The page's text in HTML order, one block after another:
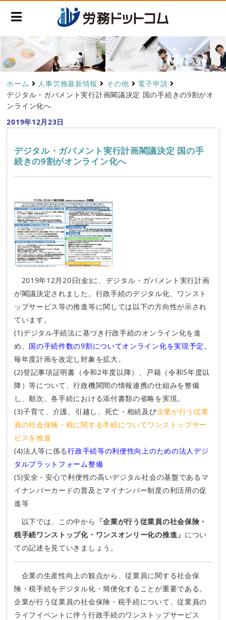
ホーム 人事労務最新情報 その他
電子申請
デジタル・ガバメント実行計画閣議決定 国の手続きの9割がオ
ンライン化へ
2019年12月23日
デジタル・ガバメント実行計画閣議決定 国の手
続きの9割がオンライン化へ
2019年12月20日(金)に、デジタル・ガバメント実行計画
が閣議決定されました。行政手続のデジタル化、ワンスト
ップサービス等の推進等に関しては以下の方向性が示され
ています。
(1)デジタル手続法に基づき行政手続のオンライン化を進
め、 国の手続件数の9割についてオンライン化を実現予定。
毎年度計画を改定し対象を拡大。
(2)登記事項証明書（令和2年度以降）、戸籍（令和5年度以
降）等について、行政機関間の情報連携の仕組みを整備
し、順次、各手続における添付書類の省略を実現。
(3)子育て、介護、引越し、死亡・相続及び企業が行う従業
員の社会保険・税に関する手続についてワンストップサー
ビスを推進
(4)法人等に係る行政手続等の利便性向上のための法人デジ
タルプラットフォーム整備
(5)安全・安心で利便性の高いデジタル社会の基盤であるマ
イナンバーカードの普及とマイナンバー制度の利活用の促
進等
以下では、この中から 「企業が行う従業員の社会保険・
税手続ワンストップ化・ワンスオンリー化の推進」 につい
ての記述を見ていきましょう。
企業の生産性向上の観点から、従業員に関する社会保
険・税手続をデジタル化・簡便化することが重要である。
企業が行う従業員の社会保険・税手続について、従業員の
ライフイベントに伴う行政手続のワンストップサービス